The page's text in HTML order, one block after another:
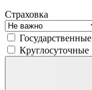
Страховка
Государственные
Круглосуточные